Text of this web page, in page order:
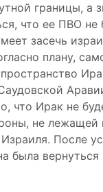
границы, а
что ее ПВО не
засечь
плану,
что Ирак не
не лежащей
После
была